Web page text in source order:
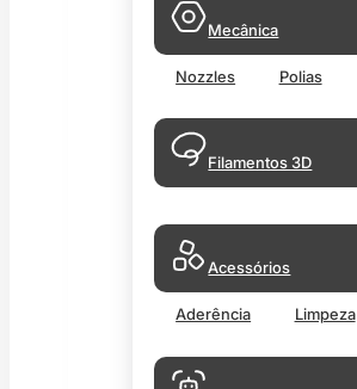
Mecânica
Nozzles Polias
Filamentos 3D
Acessórios
Aderência Limpeza